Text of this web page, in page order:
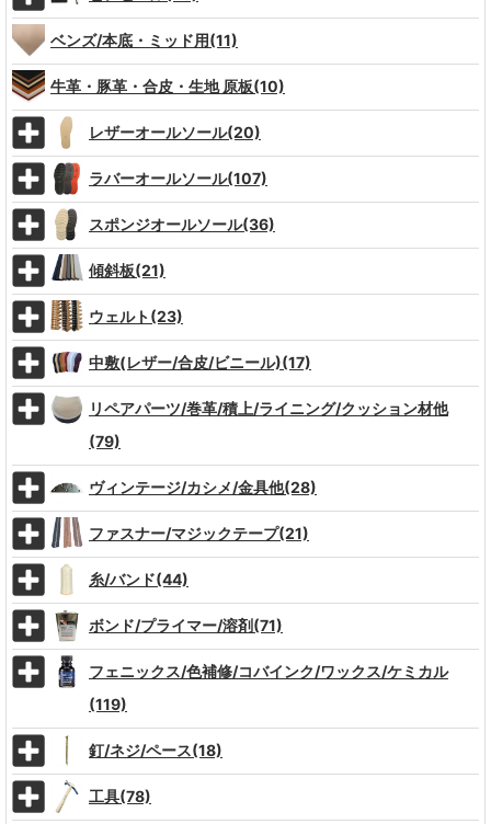
ベンズ/本底・ミッド用(11)
牛革・豚革・合皮・生地 原板(10)
レザーオールソール(20)
ラバーオールソール(107)
スポンジオールソール(36)
傾斜板(21)
ウェルト(23)
中敷(レザー/合皮/ビニール)(17)
リペアパーツ/巻革/積上/ライニング/クッション材他
(79)
ヴィンテージ/カシメ/金具他(28)
ファスナー/マジックテープ(21)
糸/バンド(44)
ボンド/プライマー/溶剤(71)
フェニックス/色補修/コバインク/ワックス/ケミカル
(119)
釘/ネジ/ペース(18)
工具(78)